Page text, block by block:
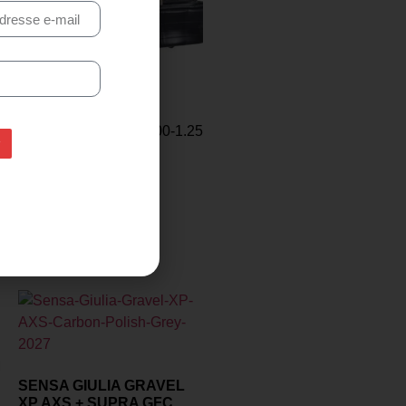
HUTCHINSON 26*1.00-1.25
SENSA GIULIA GRAVEL
XP AXS + SUPRA GFC